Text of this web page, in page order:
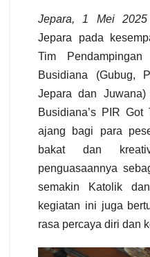
Jepara, 1 Mei 2025
Jepara pada
Tim
Busidiana (Gubug,
Jepara dan Juwana)
Busidiana’s PIR Got
ajang bagi para
bakat dan
penguasaannya
semakin Katolik
kegiatan ini juga
rasa percaya diri dan